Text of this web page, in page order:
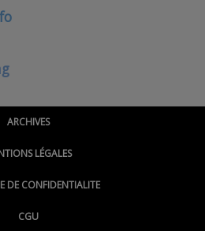
ARCHIVES
LÉGALES
DE CONFIDENTIALITE
CGU